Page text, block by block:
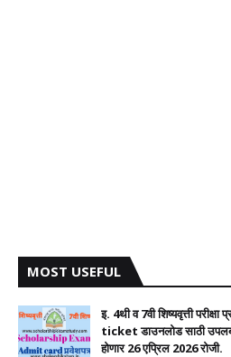
MOST USEFUL
इ. 4थी व 7वी शिष्यवृत्ती
ticket डाउनलोड साठी उपलब्ध.
होणार 26 एप्रिल 2026 रोजी.